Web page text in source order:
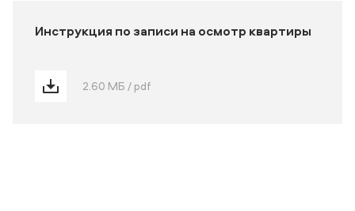
Инструкция по записи на осмотр квартиры
2.60 МБ / pdf